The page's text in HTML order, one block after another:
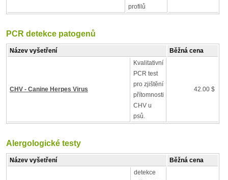
profilů
PCR detekce patogenů
Název vyšetření Běžná cena
CHV - Canine Herpes Virus
Kvalitativní
PCR test
pro zjištění
přítomnosti
CHV u
psů.
42.00 $
Alergologické testy
Název vyšetření Běžná cena
detekce